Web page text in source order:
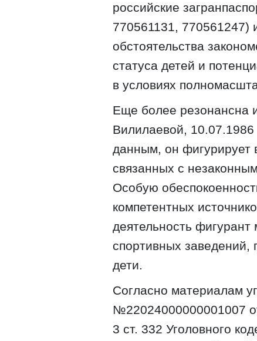
российские
770561131,
обстоятельства
статуса детей и
в условиях
Еще более резонансна
Вилилаевой,
данным, он фигурирует
связанных с
Особую
компетентных
деятельность фигурант
спортивных заведений,
дети.
Согласно материалам
№22024000000001007
3 ст. 332 Уголовного